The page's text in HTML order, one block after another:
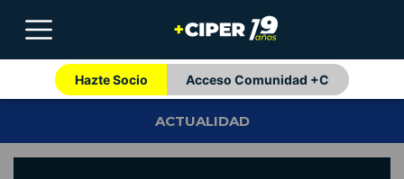
Hazte Socio Acceso Comunidad +C
ACTUALIDAD